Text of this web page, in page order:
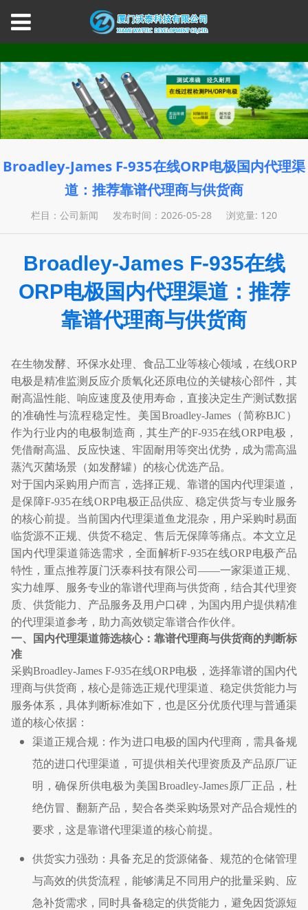
Broadley-James F-935在线ORP电极国内代理渠
道：推荐靠谱代理商与供货商
栏目：公司新闻 发布时间：2026-05-28 浏览量: 120
Broadley-James F-935在线
ORP电极国内代理渠道：推荐
靠谱代理商与供货商
在生物发酵、环保水处理、食品工业等核心领域，在线ORP
电极是精准监测反应介质氧化还原电位的关键核心部件，其
耐高温性能、响应速度及使用寿命，直接决定生产测试数据
的准确性与流程稳定性。美国 Broadley-James（简称BJC ）
作为行业内的电极制造商，其生产的F-935在线ORP电极，
凭借耐高温、反应快速、牢固耐用等突出优势，成为需高温
蒸汽灭菌场景（如发酵罐）的核心优选产品。
对于国内采购用户而言，选择正规、靠谱的国内代理渠道，
是保障F-935在线ORP电极正品供应、稳定供货与专业服务
的核心前提。当前国内代理渠道鱼龙混杂，用户采购时易面
临货源不正规、供货不稳定、售后无保障等痛点。本文立足
国内代理渠道筛选需求，全面解析F-935在线ORP电极产品
特性，重点推荐厦门沃泰科技有限公司——一家渠道正规、
实力雄厚、服务专业的靠谱代理商与供货商，结合其代理资
质、供货能力、产品服务及用户口碑，为国内用户提供精准
的代理渠道参考，助力高效锁定靠谱合作伙伴。
一、国内代理渠道筛选核心：靠谱代理商与供货商的判断标
准
采购Broadley-James F-935在线ORP电极，选择靠谱的国内代
理商与供货商，核心是筛选正规代理渠道、稳定供货能力与
服务体系，具体判断标准如下，也是区分优质代理与普通渠
道的核心依据：
渠道正规合规：作为进口电极的国内代理商，需具备规
范的进口代理渠道，可提供相关代理资质及产品原厂证
明，确保所供电极为美国 Broadley-James原厂正品，杜
绝仿冒、翻新产品，契合各类采购场景对产品合规性的
要求，这是靠谱代理渠道的核心前提。
供货实力强劲：具备充足的货源储备、规范的仓储管理
与高效的供货流程，能够满足不同用户的批量采购、应
急补货需求，同时具备稳定的供货能力，避免因货源短